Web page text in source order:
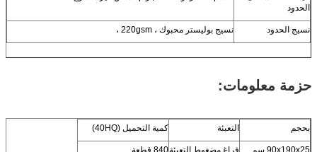
الحدود
نسيج الحدود نسيج بوليستر محبوك ، 220gsm ،
حزمة معلومات:
بحجم التعبئة كمية التحميل (40HQ)
90x190x25 سم فراغ مضغوط التعبئة840 قطعة